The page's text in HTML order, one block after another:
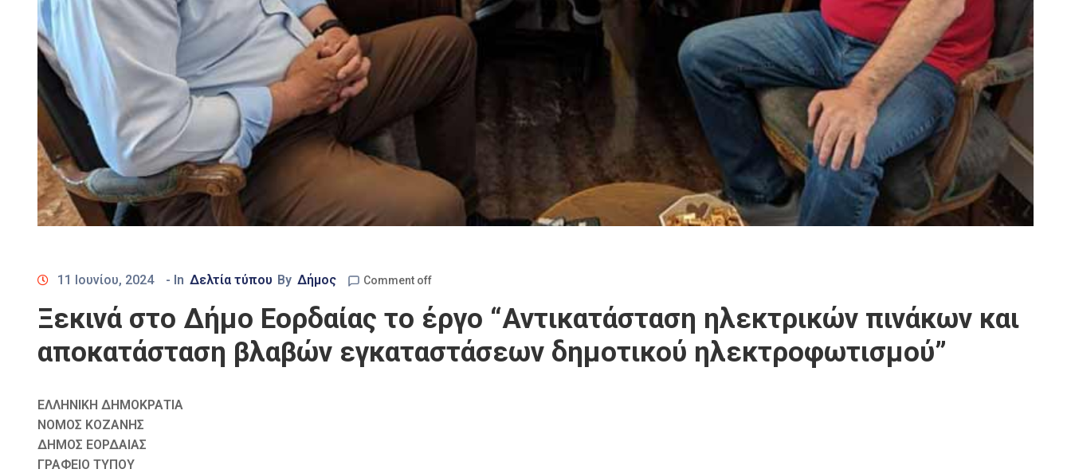
11 Ιουνίου, 2024 - In Δελτία τύπου By Δήμος Comment off
Ξεκινά στο Δήμο Εορδαίας το έργο “Αντικατάσταση ηλεκτρικών πινάκων και
αποκατάσταση βλαβών εγκαταστάσεων δημοτικού ηλεκτροφωτισμού”
ΕΛΛΗΝΙΚΗ ΔΗΜΟΚΡΑΤΙΑ
ΝΟΜΟΣ ΚΟΖΑΝΗΣ
ΔΗΜΟΣ ΕΟΡΔΑΙΑΣ
ΓΡΑΦΕΙΟ ΤΥΠΟΥ